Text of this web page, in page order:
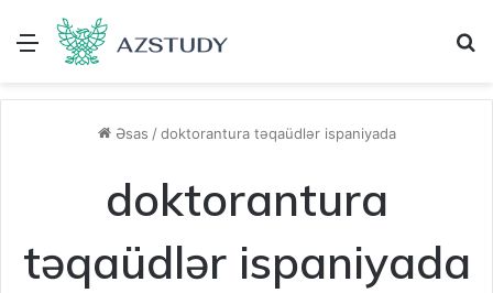
Menu
Əsas / doktorantura təqaüdlər ispaniyada
doktorantura
təqaüdlər ispaniyada